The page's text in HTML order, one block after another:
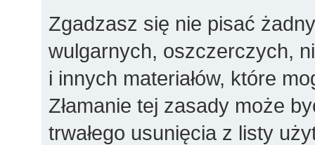
Zgadzasz się nie pisać
wulgarnych, oszczerczych,
i innych materiałów, które
Złamanie tej zasady może
trwałego usunięcia z listy